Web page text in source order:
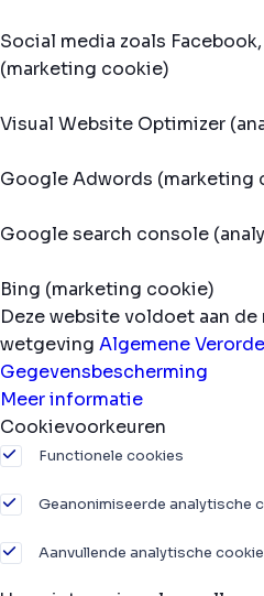
Social media zoals
(marketing cookie)
Visual Website Optimizer
Google Adwords (marketing
Google search console
Bing (marketing cookie)
Deze website voldoet aan
wetgeving Algemene
Gegevensbescherming
Meer informatie
Cookievoorkeuren
Functionele cookies
Geanonimiseerde analytische
Aanvullende analytische